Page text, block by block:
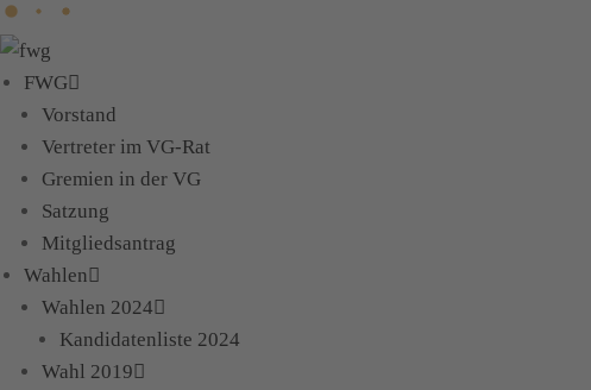
Skip
to
content
FWG
Vorstand
Vertreter im VG-Rat
Gremien in der VG
Satzung
Mitgliedsantrag
Wahlen
Wahlen 2024
Kandidatenliste 2024
Wahl 2019